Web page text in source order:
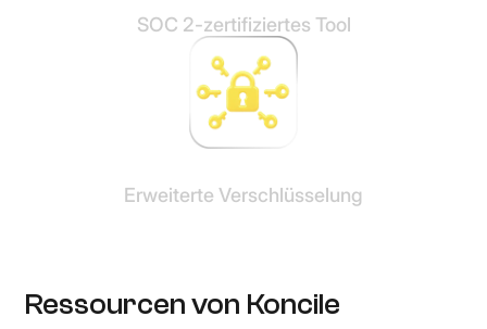
SOC 2-zertifiziertes Tool
Erweiterte Verschlüsselung
Ressourcen von Koncile